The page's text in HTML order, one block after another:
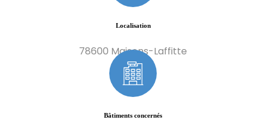
Localisation
78600 Maisons-Laffitte
Bâtiments concernés